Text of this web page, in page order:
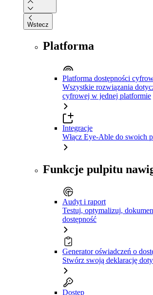
Wstecz
Platforma
Platforma dostępności
Wszystkie rozwiązania
cyfrowej w jednej platformie
Integracje
Włącz Eye-Able do swoich
Funkcje pulpitu
Audyt i raport
Testuj, optymalizuj,
dostępność
Generator oświadczeń o
Stwórz swoją deklarację
Dostęp